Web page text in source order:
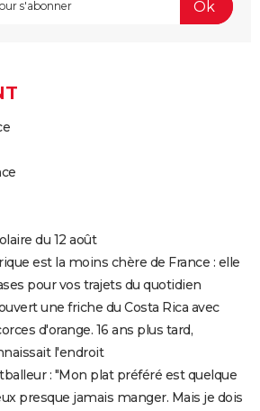
du 12 août
est la moins chère de France : elle
pour vos trajets du quotidien
une friche du Costa Rica avec
d'orange. 16 ans plus tard,
l'endroit
: "Mon plat préféré est quelque
presque jamais manger. Mais je dois